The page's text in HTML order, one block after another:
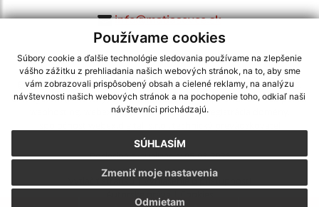
Používame cookies
Súbory cookie a ďalšie technológie sledovania používame na zlepšenie
vášho zážitku z prehliadania našich webových stránok, na to, aby sme
vám zobrazovali prispôsobený obsah a cielené reklamy, na analýzu
návštevnosti našich webových stránok a na pochopenie toho, odkiaľ naši
návštevníci prichádzajú.
SÚHLASÍM
Odmietam
Zmeniť moje nastavenia
info@matiasovce.sk
využite možnosť získavania aktuálnych informácií s využitím RSS
CMS systém (redakčný) systém ECHELON 2,Mapa stránok,web portál
webex.digital, s.r.o.,domény,registrácia domény
Posledná aktualizácia:05.08.2026
Vytlačiť stránku|Vyhlásenie o prístupnosti